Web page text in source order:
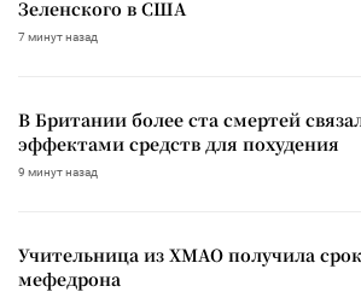
Зеленского в США
7 минут назад
В Британии более ста смертей
эффектами средств для похудения
9 минут назад
Учительница из ХМАО получила
мефедрона